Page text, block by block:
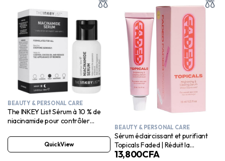
BEAUTY & PERSONAL CARE
The INKEY List Sérum à 10 % de
niacinamide pour contrôler
30 ml
QuickView
BEAUTY & PERSONAL CARE
Sérum éclaircissant et purifiant
Topicals Faded | Réduit la
décoloration, les marques, les
13,800CFA